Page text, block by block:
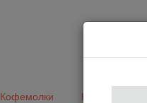
Кофемолки
Кофе&Чай